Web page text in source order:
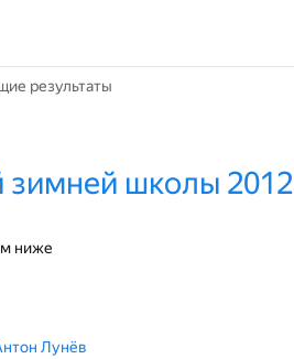
результаты
зимней школы 2012
ниже
Лунёв